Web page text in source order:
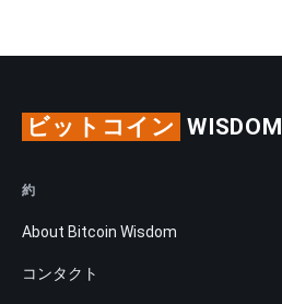
ビットコイン WISDOM
約
About Bitcoin Wisdom
コンタクト